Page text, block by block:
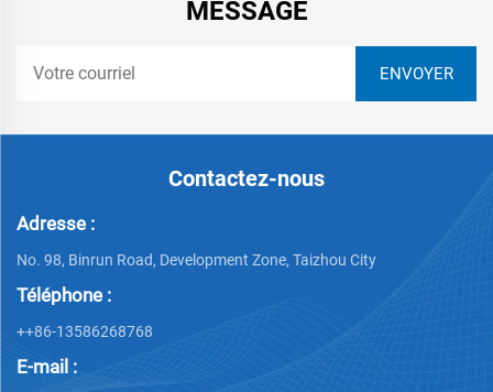
MESSAGE
Contactez-nous
Adresse :
No. 98, Binrun Road, Development Zone, Taizhou City
Téléphone :
++86-13586268768
E-mail :